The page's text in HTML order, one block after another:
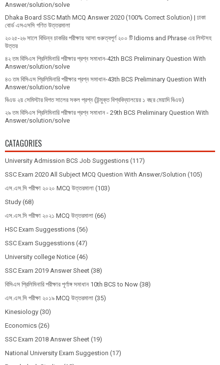
Answer/solution/solve
Dhaka Board SSC Math MCQ Answer 2020 (100% Correct Solution) | ঢাকা
বোর্ড এসএসসি গণিত উত্তরমালা
২০২৫-২৬ সালে বিভিন্ন চাকরির পরীক্ষায় আসা গুরুত্বপূর্ণ ২০০ টি Idioms and Phrase এর লিস্টসহ
উত্তর
৪২ তম বিসিএস প্রিলিমিনারি পরীক্ষার প্রশ্ন সমাধান-42th BCS Preliminary Question With
Answer/solution/solve
৪৩ তম বিসিএস প্রিলিমিনারি পরীক্ষার প্রশ্ন সমাধান-43th BCS Preliminary Question With
Answer/solution/solve
বিএড ২য় সেমিস্টার বিগত সালের সকল প্রশ্ন (উন্মুক্ত বিশ্ববিদ্যালয়ের ১ বছর মেয়াদি বিএড)
২৯ তম বিসিএস প্রিলিমিনারি পরীক্ষার প্রশ্ন সমাধান - 29th BCS Preliminary Question With
Answer/solution/solve
CATAGORIES
University Admission BCS Job Suggestions (117)
SSC Exam 2020 All Subject MCQ Question With Answer/Solution (105)
এস.এস.সি পরীক্ষা ২০২০ MCQ উত্তরমালা (103)
Study (68)
এস.এস.সি পরীক্ষা ২০২১ MCQ উত্তরমালা (66)
HSC Exam Suggesstions (56)
SSC Exam Suggesstions (47)
University college Notice (46)
SSC Exam 2019 Answer Sheet (38)
বিসিএস প্রিলিমিনারি পরীক্ষার পূর্ণাঙ্গ সমাধান 10th BCS to Now (38)
এস.এস.সি পরীক্ষা ২০১৯ MCQ উত্তরমালা (35)
Kinesiology (30)
Economics (26)
SSC Exam 2018 Answer Sheet (19)
National University Exam Suggestion (17)